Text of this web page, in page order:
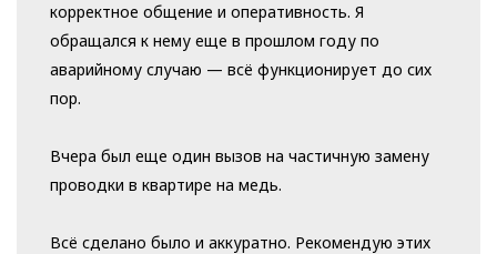
корректное общение и оперативность. Я
обращался к нему еще в прошлом году по
аварийному случаю — всё функционирует до сих
пор.
Вчера был еще один вызов на частичную замену
проводки в квартире на медь.
Всё сделано было и аккуратно. Рекомендую этих